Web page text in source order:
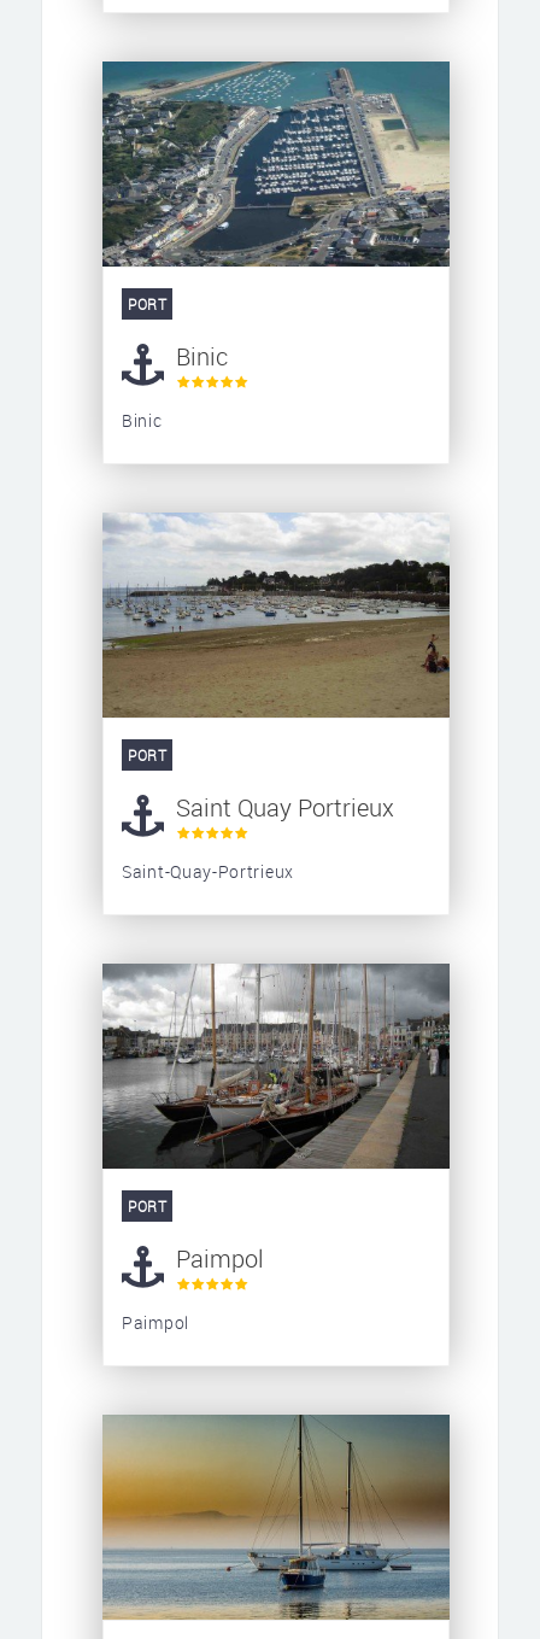
PORT
Binic
Binic
PORT
Saint Quay Portrieux
Saint-Quay-Portrieux
PORT
Paimpol
Paimpol